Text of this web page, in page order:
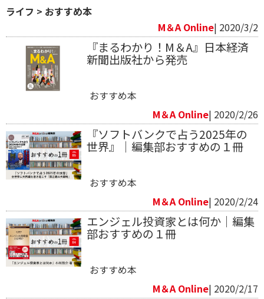
ライフ > おすすめ本
M＆A Online| 2020/3/2
『まるわかり！M＆A』日本経済
新聞出版社から発売
おすすめ本
M＆A Online| 2020/2/26
『ソフトバンクで占う2025年の
世界』｜編集部おすすめの１冊
おすすめ本
M＆A Online| 2020/2/24
エンジェル投資家とは何か｜編集
部おすすめの１冊
おすすめ本
M＆A Online| 2020/2/17